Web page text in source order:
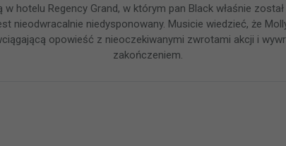
hotelu Regency Grand, w którym pan Black właśnie
nieodwracalnie niedysponowany. Musicie wiedzieć, że
opowieść z nieoczekiwanymi zwrotami akcji i
zakończeniem.